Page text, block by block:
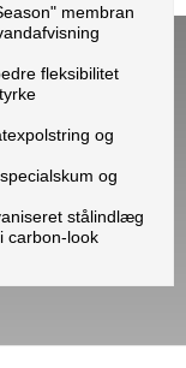
membran
fleksibilitet
og
og
stålindlæg
carbon-look